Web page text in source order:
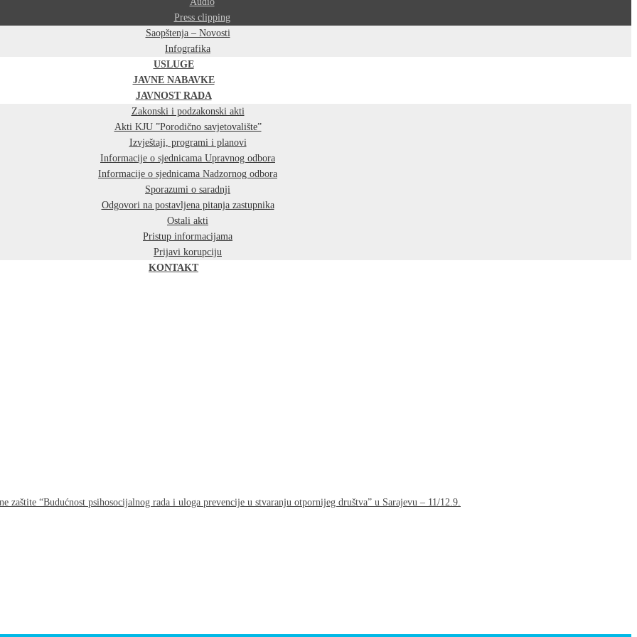
Press clipping
Saopštenja – Novosti
Infografika
USLUGE
JAVNE NABAVKE
JAVNOST RADA
Zakonski i podzakonski akti
Akti KJU ”Porodično savjetovalište”
Izvještaji, programi i planovi
Informacije o sjednicama Upravnog odbora
Informacije o sjednicama Nadzornog odbora
Sporazumi o saradnji
Odgovori na postavljena pitanja zastupnika
Ostali akti
Pristup informacijama
Prijavi korupciju
KONTAKT
“Budućnost psihosocijalnog rada i uloga prevencije u stvaranju otpornijeg društva” u Sarajevu – 11/12.9.